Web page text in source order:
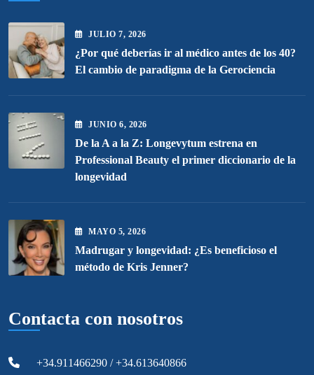
JULIO7, 2026
¿Por qué deberías ir al médico antes de los 40?
El cambio de paradigma de la Gerociencia
JUNIO6, 2026
De la A a la Z: Longevytum estrena en
Professional Beauty el primer diccionario de la
longevidad
MAYO 5, 2026
Madrugar y longevidad: ¿Es beneficioso el
método de Kris Jenner?
Contacta con nosotros
+34.911466290 / +34.613640866